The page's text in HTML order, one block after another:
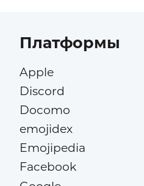
Платформы
Apple
Discord
Docomo
emojidex
Emojipedia
Facebook